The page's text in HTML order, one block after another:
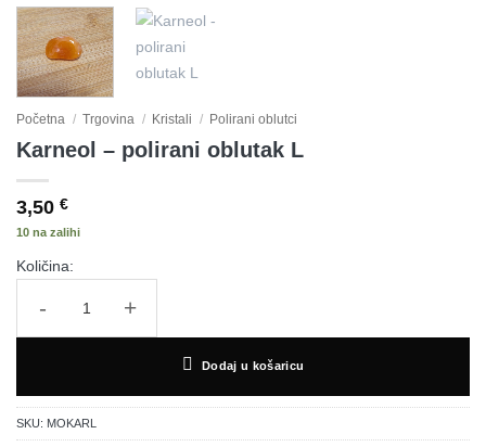
Početna / Trgovina / Kristali / Polirani oblutci
Karneol – polirani oblutak L
3,50 €
10 na zalihi
Količina:
Dodaj u košaricu
SKU: MOKARL